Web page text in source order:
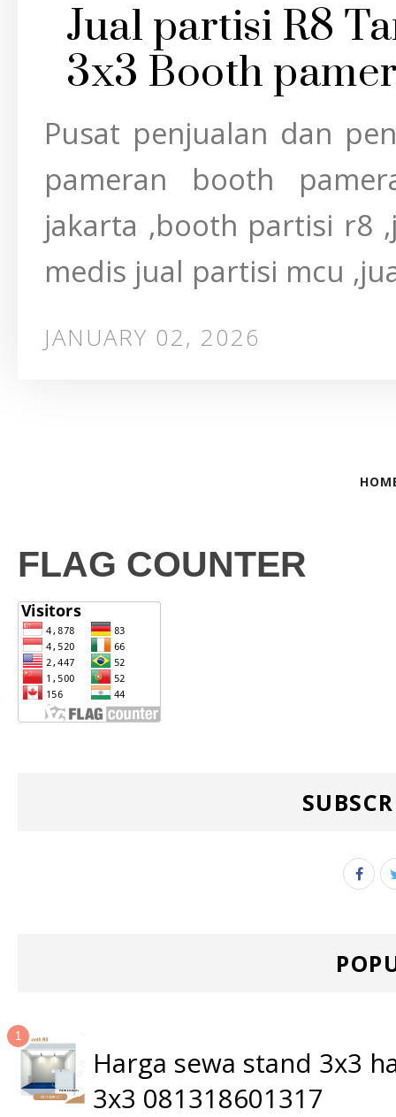
Jual partisi R8
3x3 Booth
Pusat penjualan dan
pameran booth
jakarta ,booth partisi r8
medis jual partisi mcu
JANUARY 02, 2026
FLAG COUNTER
Harga sewa stand 3x3
3x3 081318601317